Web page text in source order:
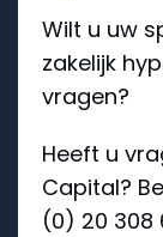
Wilt u uw
zakelijk
vragen?
Heeft u
Capital?
(0) 20 308